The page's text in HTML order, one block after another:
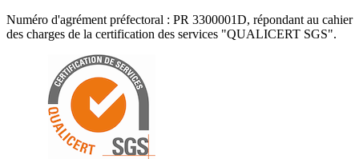
Numéro d'agrément préfectoral : PR 3300001D, répondant au cahier
des charges de la certification des services "QUALICERT SGS".